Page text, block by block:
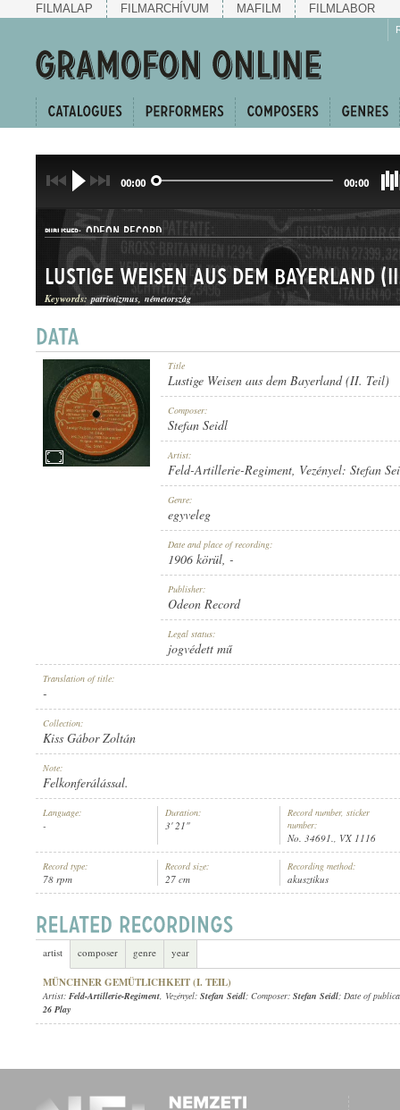
FILMALAP FILMARCHÍVUM MAFILM FILMLABOR
00:00 00:00
FELD-ARTILLERIE-REGIMENT
GENRE:
PUBLISHER: ODEON RECORD
NO. 34691.
Lustige Weisen aus dem Bayerland
Keywords: patriotizmus németország
Title
Lustige Weisen aus dem Bayerland (II. Teil)
Composer:
Stefan Seidl
Artist:
Feld-Artillerie-Regiment, Vezényel: Stefan
Genre:
egyveleg
Date and place of recording:
1906 körül, -
Publisher:
Odeon Record
Legal status:
jogvédett mű
Translation of title:
-
Collection:
Kiss Gábor Zoltán
Note:
Felkonferálással.
Language:
-
Duration:
3' 21"
Record number, sticker
number:
No. 34691., VX 1116
Record type:
78 rpm
Record size:
27 cm
Recording method:
akusztikus
artist composer genre year
MÜNCHNER GEMÜTLICHKEIT (I. TEIL)
Artist: Feld-Artillerie-Regiment, Vezényel: Stefan Seidl; Composer: Stefan Seidl; Date of
26 Play